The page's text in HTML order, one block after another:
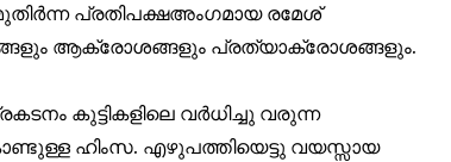
പ്രതിപക്ഷഅംഗമായ രമേശ്
ആക്രോശങ്ങളും പ്രത്യാക്രോശങ്ങളും.
കുട്ടികളിലെ വർധിച്ചു വരുന്ന
ഹിംസ. എഴുപത്തിയെട്ടു വയസ്സായ